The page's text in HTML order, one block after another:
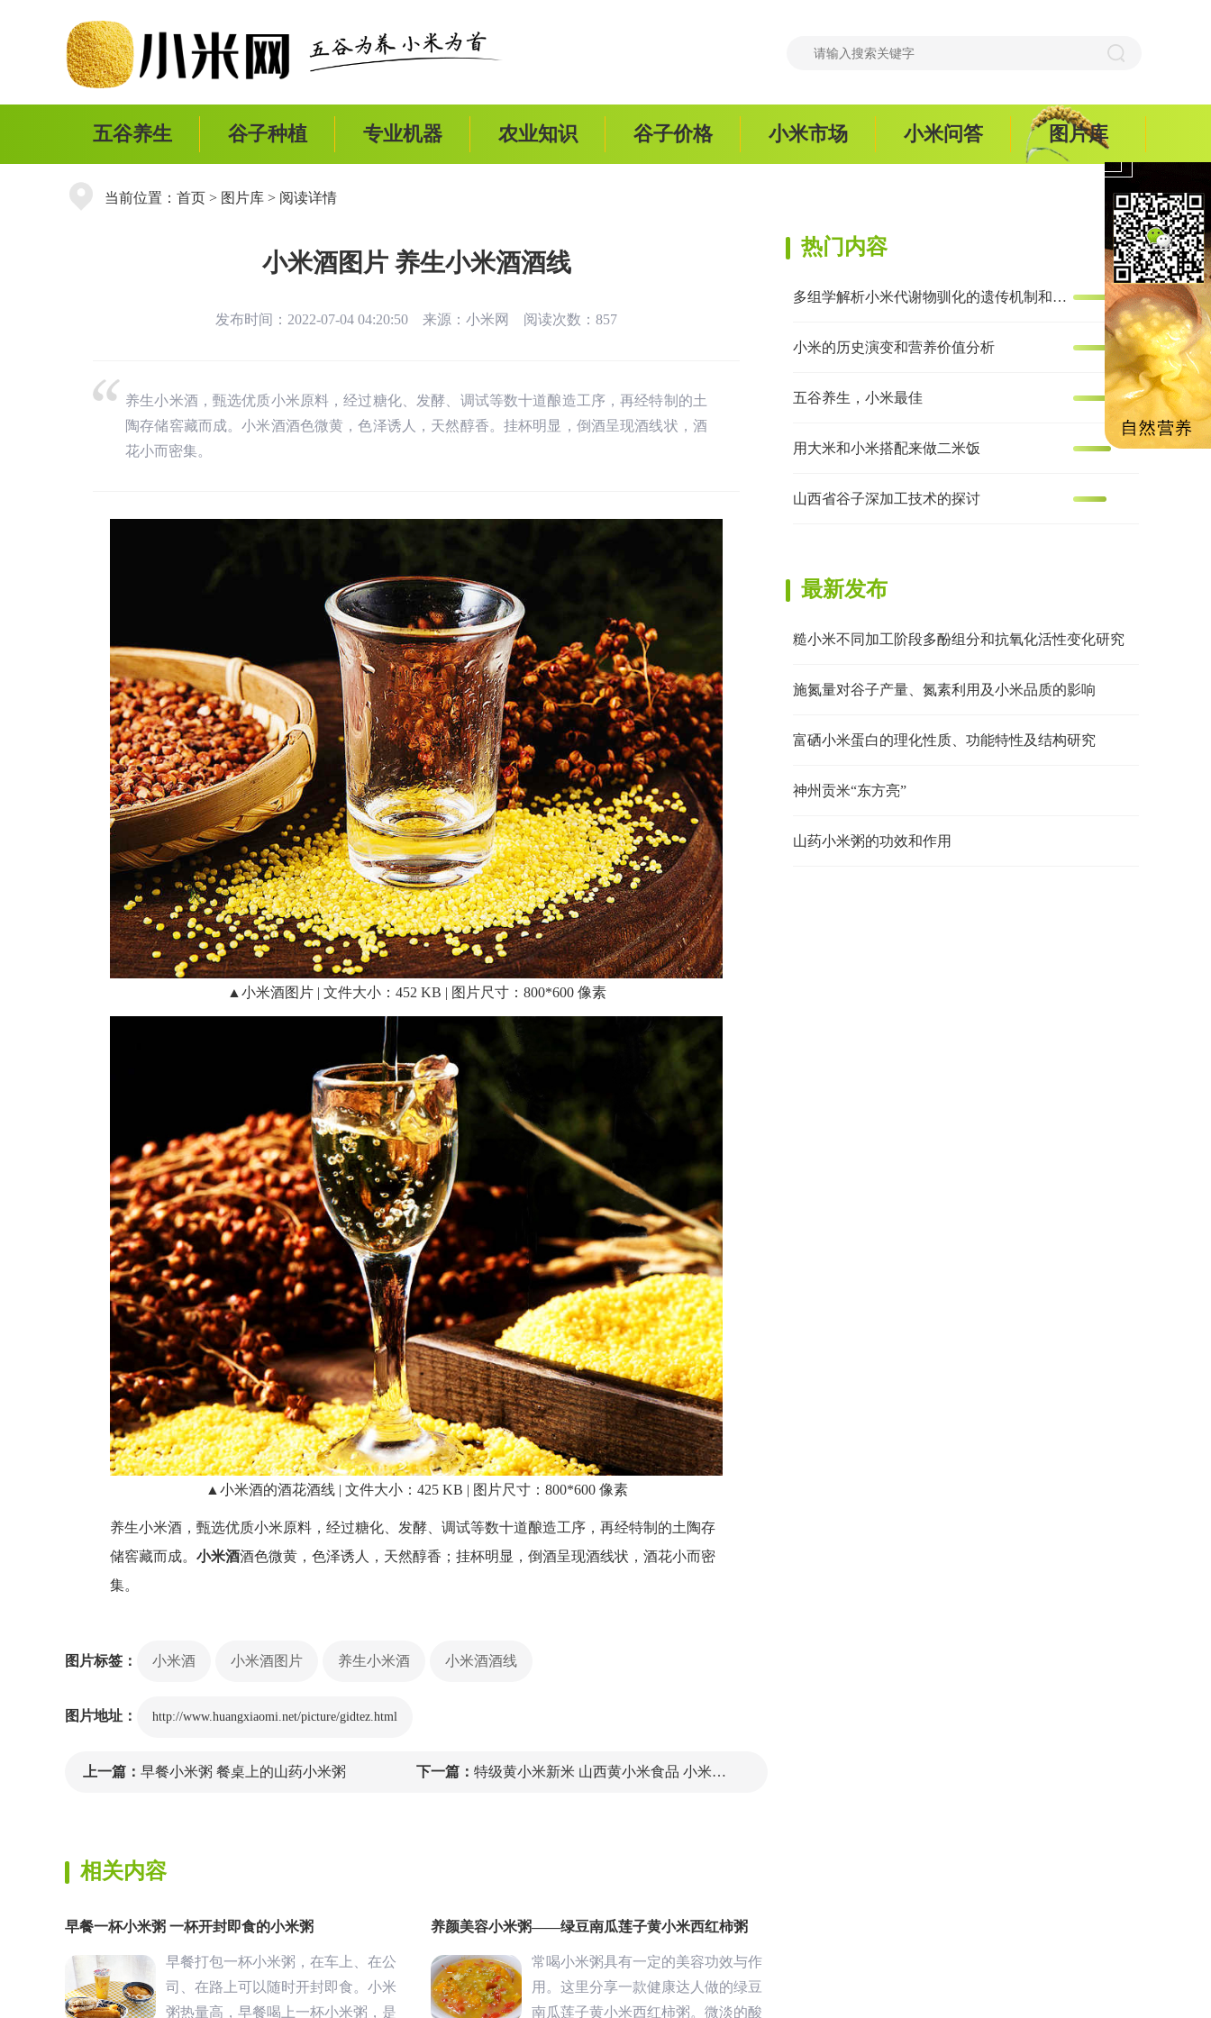
五谷养生 谷子种植 专业机器 农业知识 谷子价格 小米市场 小米问答 图片库
当前位置： 首页 > 图片库 > 阅读详情
小米酒图片 养生小米酒酒线
发布时间：2022-07-04 04:20:50 来源： 小米网 阅读次数：857
养生小米酒，甄选优质小米原料，经过糖化、发酵、调试等数十道酿造工序，再经特制的土
陶存储窖藏而成。小米酒酒色微黄，色泽诱人，天然醇香。挂杯明显，倒酒呈现酒线状，酒
花小而密集。
▲小米酒图片 | 文件大小：452 KB | 图片尺寸：800*600 像素
▲小米酒的酒花酒线 | 文件大小：425 KB | 图片尺寸：800*600 像素
养生小米酒，甄选优质小米原料，经过糖化、发酵、调试等数十道酿造工序，再经特制的土陶存
储窖藏而成。 小米酒酒色微黄，色泽诱人，天然醇香；挂杯明显，倒酒呈现酒线状，酒花小而密
集。
图片标签： 小米酒 小米酒图片 养生小米酒 小米酒酒线
图片地址： http://www.huangxiaomi.net/picture/gidtez.html
上一篇： 早餐小米粥 餐桌上的山药小米粥 下一篇： 特级黄小米新米 山西黄小米食品 小米粒特写
相关内容
早餐一杯小米粥 一杯开封即食的小米粥
早餐打包一杯小米粥，在车上、在公
司、在路上可以随时开封即食。小米
粥热量高，早餐喝上一杯小米粥，是
养颜美容小米粥——绿豆南瓜莲子黄小米西红柿粥
常喝小米粥具有一定的美容功效与作
用。这里分享一款健康达人做的绿豆
南瓜莲子黄小米西红柿粥。微淡的酸
热门内容
多组学解析小米代谢物驯化的遗传机制和抗炎效果
小米的历史演变和营养价值分析
五谷养生，小米最佳
用大米和小米搭配来做二米饭
山西省谷子深加工技术的探讨
最新发布
糙小米不同加工阶段多酚组分和抗氧化活性变化研究
施氮量对谷子产量、氮素利用及小米品质的影响
富硒小米蛋白的理化性质、功能特性及结构研究
神州贡米“东方亮”
山药小米粥的功效和作用